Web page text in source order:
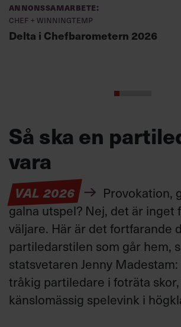
Annonssamarbete:
Chef + Winningtemp
Delta i Chefbarometern 2026
Så ska en
vara
VAL 2026
Provokation,
galna utspel? Nej, det är inget
väljare. Här är det fortfarande
partiledarstilen som går hem,
statsvetaren Jenny
tråkig partiledare i foträta
känslomässig spelevink i